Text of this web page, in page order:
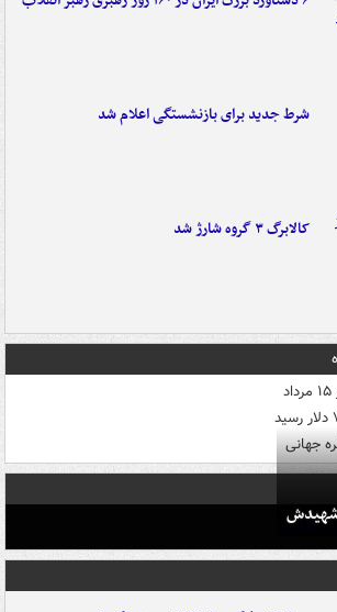
شرط جدید برای بازنشستگی اعلام شد
کالابرگ ۳ گروه شارژ شد
جهانی
شهیدش